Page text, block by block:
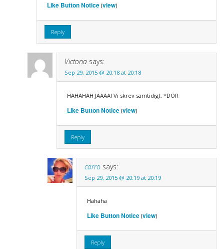
Like Button Notice(view)
Reply
Victoria says:
Sep 29, 2015 @ 20:18 at 20:18
HAHAHAH JAAAA! Vi skrev samtidigt. *DÖR
Like Button Notice(view)
Reply
carro says:
Sep 29, 2015 @ 20:19 at 20:19
Hahaha
Like Button Notice(view)
Reply